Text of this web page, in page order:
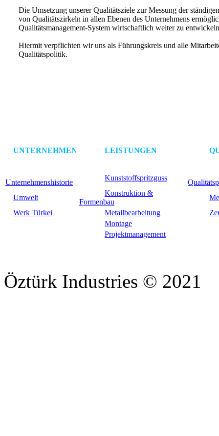
Die Umsetzung unserer Qualitätsziele zur Messung der
von Qualitätszirkeln in allen Ebenen des Unternehmens
Qualitätsmanagement-System wirtschaftlich weiter zu
Hiermit verpflichten wir uns als Führungskreis und alle
Qualitätspolitik.
UNTERNEHMEN LEISTUNGEN
Unternehmenshistorie
Kunststoffspritzguss
Umwelt
Konstruktion &
Formenbau
Werk Türkei
Metallbearbeitung
Montage
Projektmanagement
Öztürk Industries © 2021